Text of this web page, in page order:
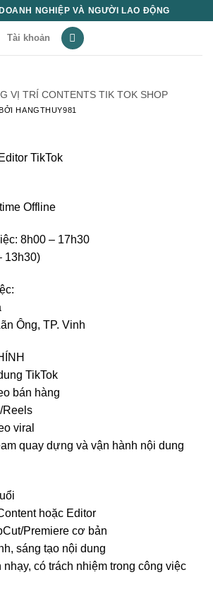
NGHIỆP VÀ NGƯỜI LAO ĐỘNG
Tài khoản
VỊ TRÍ CONTENTS TIK TOK SHOP
HANGTHUY981
TikTok
Offline
8h00 – 17h30
13h30)
Ông, TP. Vinh
TikTok
bán hàng
Reels
viral
quay dựng và vận hành nội dung
hoặc Editor
Premiere cơ bản
sáng tạo nội dung
nhạy, có trách nhiệm trong công việc